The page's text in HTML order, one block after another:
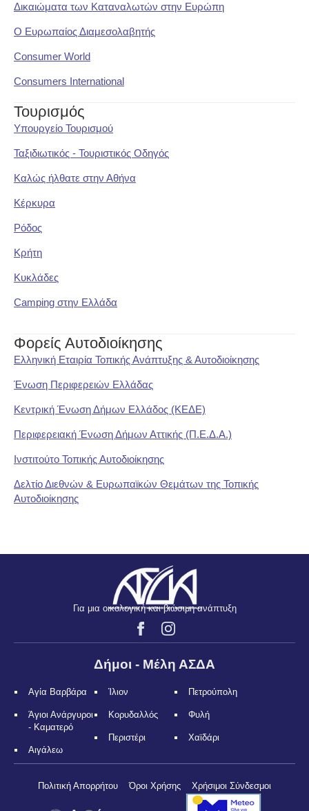
Δικαιώματα των Καταναλωτών στην Ευρώπη
Ο Ευρωπαίος Διαμεσολαβητής
Consumer World
Consumers International
Τουρισμός
Υπουργείο Τουρισμού
Ταξιδιωτικός - Τουριστικός Οδηγός
Καλώς ήλθατε στην Αθήνα
Κέρκυρα
Ρόδος
Κρήτη
Κυκλάδες
Camping στην Ελλάδα
Φορείς Αυτοδιοίκησης
Ελληνική Εταιρία Τοπικής Ανάπτυξης & Αυτοδιοίκησης
Ένωση Περιφερειών Ελλάδας
Κεντρική Ένωση Δήμων Ελλάδος (ΚΕΔΕ)
Περιφερειακή Ένωση Δήμων Αττικής (Π.Ε.Δ.Α.)
Ινστιτούτο Τοπικής Αυτοδιοίκησης
Δελτίο Διεθνών & Ευρωπαϊκών Θεμάτων της Τοπικής
Αυτοδιοίκησης
Για μια οικολογική και βιώσιμη ανάπτυξη
Δήμοι - Μέλη ΑΣΔΑ
Αγία Βαρβάρα
Άγιοι Ανάργυροι
- Καματερό
Αιγάλεω
Ίλιον
Κορυδαλλός
Περιστέρι
Πετρούπολη
Φυλή
Χαϊδάρι
Πολιτική Απορρήτου Όροι Χρήσης Χρήσιμοι Σύνδεσμοι